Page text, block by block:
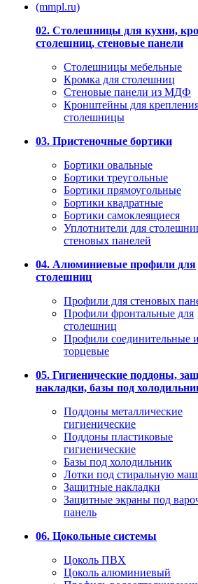
02. Столешницы для кухни,
столешниц, стеновые панели
Столешницы мебельные
Кромка для столешниц
Стеновые панели из МДФ
Кронштейны для
столешницы
03. Пристеночные бортики
Бортики овальные
Бортики треугольные
Бортики прямоугольные
Бортики квадратные
Бортики самоклеящиеся
Уплотнители для
стеновых панелей
04. Алюминиевые профили для
столешниц
Профили для стеновых
Профили фронтальные для
столешниц
Профили соединительные и
торцевые
05. Гигиенические поддоны,
накладки, базы под
Поддоны металлические
гигиенические
Поддоны пластиковые
гигиенические
Базы под холодильник
Лотки под стиральную
Защитные накладки
Защитные экраны под
панель
06. Цокольные системы
Цоколь ПВХ
Цоколь алюминиевый